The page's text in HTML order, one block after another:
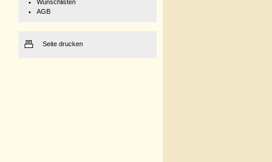
Wunschlisten
AGB
Seite drucken